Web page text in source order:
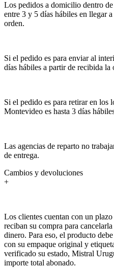
Los pedidos a domicilio dentro
entre 3 y 5 días hábiles en llegar
orden.
Si el pedido es para enviar al
días hábiles a partir de recibida la
Si el pedido es para retirar en los
Montevideo es hasta 3 días
Las agencias de reparto no
de entrega.
Cambios y devoluciones
+
Los clientes cuentan con un
reciban su compra para
dinero. Para eso, el producto
con su empaque original y
verificado su estado, Mistral
importe total abonado.